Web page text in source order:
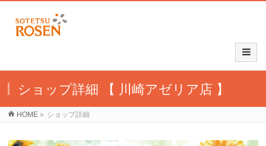
ショップ詳細 【 川崎アゼリア店 】
HOME » ショップ詳細